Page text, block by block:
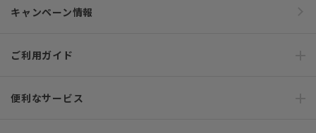
キャンペーン情報
ご利用ガイド
便利なサービス